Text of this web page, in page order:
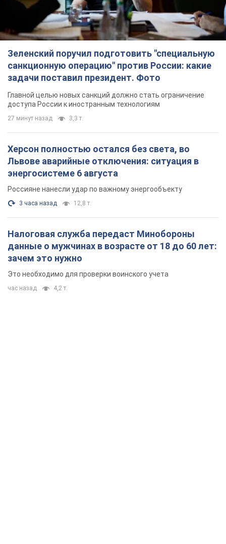
Зеленский поручил подготовить "специальную
санкционную операцию" против России: какие
задачи поставил президент. Фото
Главной целью новых санкций должно стать ограничение
доступа России к иностранным технологиям
27 минут назад 3,3 т.
Херсон полностью остался без света, во
Львове аварийные отключения: ситуация в
энергосистеме 6 августа
Россияне нанесли удар по важному энергообъекту
3 часа назад 12,8 т.
Налоговая служба передаст Минобороны
данные о мужчинах в возрасте от 18 до 60 лет:
зачем это нужно
Это необходимо для проверки воинского учета
час назад 4,2 т.